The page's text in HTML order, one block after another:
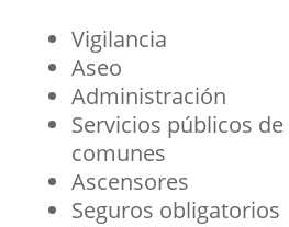
Vigilancia
Aseo
Administración
Servicios públicos de
comunes
Ascensores
Seguros obligatorios